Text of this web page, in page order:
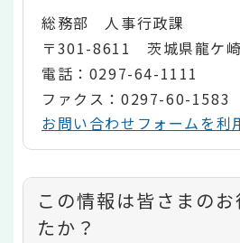
総務部 人事行政課
〒301-8611 茨城県龍ケ
電話：0297-64-1111
ファクス：0297-60-1583
お問い合わせフォームを利
コ
ン
この情報は皆さまの
たか？